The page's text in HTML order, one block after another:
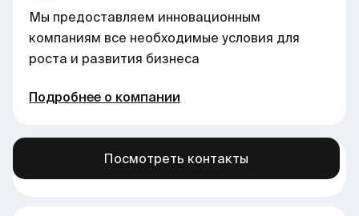
Мы предоставляем инновационным
компаниям все необходимые условия для
роста и развития бизнеса
Подробнее о компании
Посмотреть контакты
Больше вакансий в нашем канале →